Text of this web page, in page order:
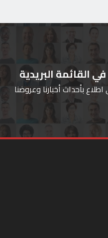
القائمة البريدية
بأحداث أخبارنا وعروضنا